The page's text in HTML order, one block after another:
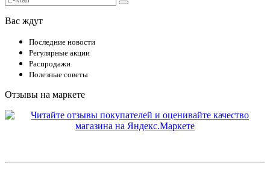
Вас ждут
Последние новости
Регулярные акции
Распродажи
Полезные советы
Отзывы на маркете